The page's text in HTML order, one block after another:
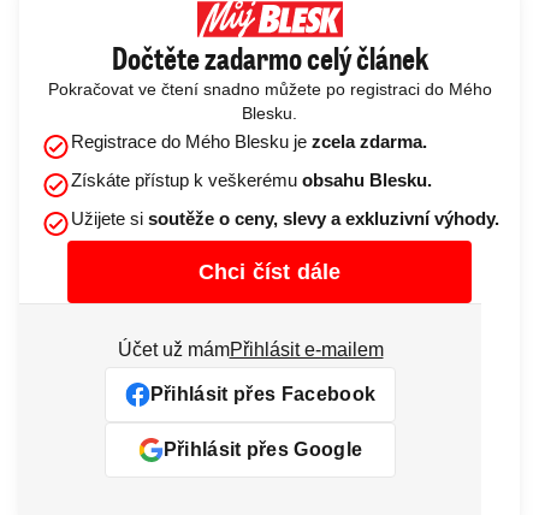
Dočtěte zadarmo celý článek
Pokračovat ve čtení snadno můžete po registraci do Mého
Blesku.
Registrace do Mého Blesku je zcela zdarma.
Získáte přístup k veškerému obsahu Blesku.
Užijete si soutěže o ceny, slevy a exkluzivní výhody.
Chci číst dále
Účet už mámPřihlásit e-mailem
Přihlásit přes Facebook
Přihlásit přes Google